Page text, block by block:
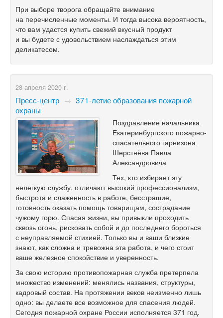
При выборе творога обращайте внимание
на перечисленные моменты. И тогда высока вероятность,
что вам удастся купить свежий вкусный продукт
и вы будете с удовольствием наслаждаться этим
деликатесом.
28 апреля 2020 г.
Пресс-центр → 371-летие образования пожарной
охраны
Поздравление начальника
Екатеринбургского пожарно-
спасательного гарнизона
Шерстнёва Павла
Александровича
Тех, кто избирает эту
нелегкую службу, отличают высокий профессионализм,
быстрота и слаженность в работе, бесстрашие,
готовность оказать помощь товарищам, сострадание
чужому горю. Спасая жизни, вы привыкли проходить
сквозь огонь, рисковать собой и до последнего бороться
с неуправляемой стихией. Только вы и ваши близкие
знают, как сложна и тревожна эта работа, и чего стоит
ваше железное спокойствие и уверенность.
За свою историю противопожарная служба претерпела
множество изменений: менялись названия, структуры,
кадровый состав. На протяжении веков неизменно лишь
одно: вы делаете все возможное для спасения людей.
Сегодня пожарной охране России исполняется 371 год.